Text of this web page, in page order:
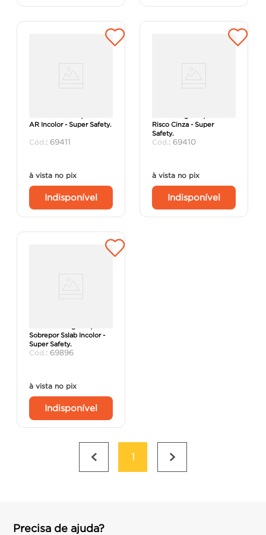
AR Incolor - Super Safety.
: 69411
à vista no pix
Indisponível
Risco Cinza - Super
Safety.
: 69410
à vista no pix
Indisponível
Sobrepor Sslab Incolor -
Super Safety.
: 69896
à vista no pix
Indisponível
1
Precisa de ajuda?